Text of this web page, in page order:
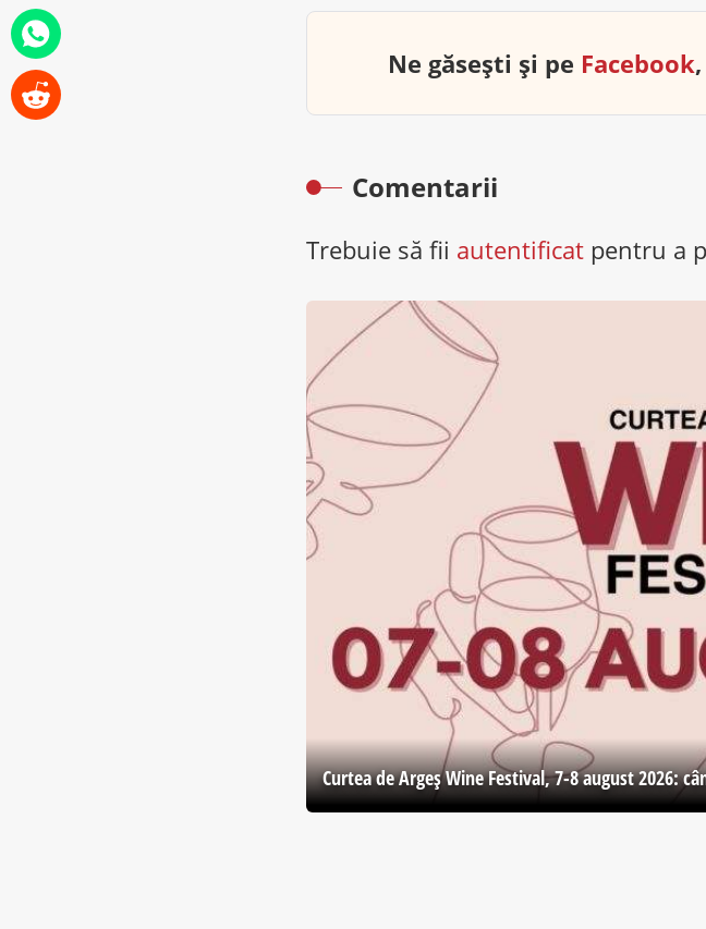
Ne găsești și pe Facebook,
Comentarii
Trebuie să fii autentificatpentru a
Curtea de Argeş Wine Festival, 7-8 august 2026: